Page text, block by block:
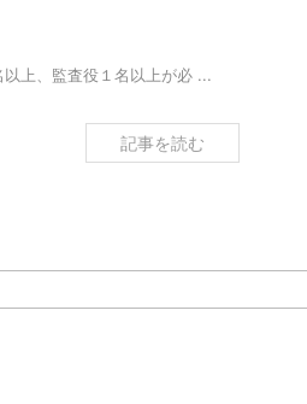
上、監査役１名以上が必 ...
記事を読む